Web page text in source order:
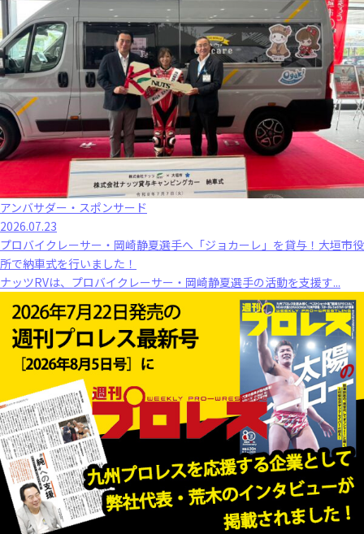
アンバサダー・スポンサード
2026.07.23
プロバイクレーサー・岡崎静夏選手へ「ジョカーレ」を貸与！大垣市役
所で納車式を行いました！
ナッツRVは、プロバイクレーサー・岡崎静夏選手の活動を支援す...